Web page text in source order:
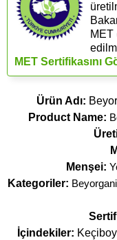
MET
MET Sertifikasını
Ürün Adı:
Product Name:
Menşei:
Kategoriler:
İçindekiler: